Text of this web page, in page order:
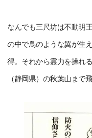
なんでも三尺坊は不動明
の中で鳥のような翼が生
得。それから霊力を操れ
（静岡県）の秋葉山まで